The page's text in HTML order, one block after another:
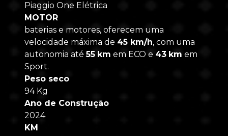
Piaggio One Elétrica
MOTOR
baterias e motores, oferecem uma
velocidade máxima de 45 km/h, com uma
autonomia até55 km em ECO e 43 km em
Sport.
Peso seco
94 Kg
Ano de Construção
2024
KM